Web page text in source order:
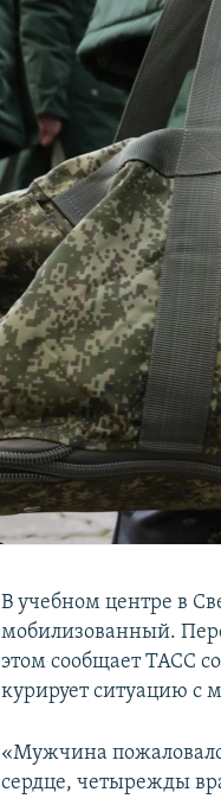
В учебном центре в
мобилизованный.
этом сообщает ТАСС
курирует ситуацию с
«Мужчина
сердце, четырежды